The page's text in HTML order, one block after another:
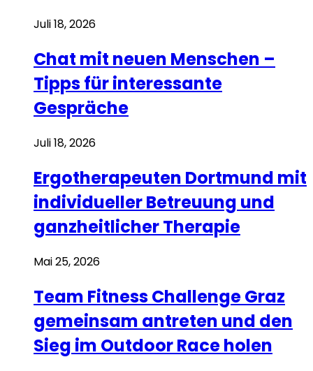
Juli 18, 2026
Chat mit neuen Menschen –
Tipps für interessante
Gespräche
Juli 18, 2026
Ergotherapeuten Dortmund mit
individueller Betreuung und
ganzheitlicher Therapie
Mai 25, 2026
Team Fitness Challenge Graz
gemeinsam antreten und den
Sieg im Outdoor Race holen